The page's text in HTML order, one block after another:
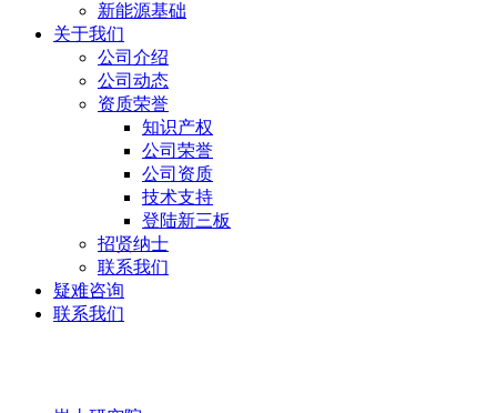
新能源基础
关于我们
公司介绍
公司动态
资质荣誉
知识产权
公司荣誉
公司资质
技术支持
登陆新三板
招贤纳士
联系我们
疑难咨询
联系我们